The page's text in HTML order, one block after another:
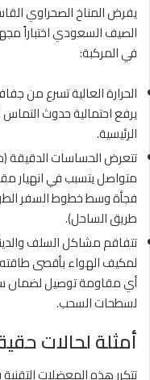
يفرض المناخ الصحراوي
الصيف السعودي اختباراً
في المركبة:
الحرارة العالية تسرع من
يرفع احتمالية حدوث التماس
الرئيسية.
تتعرض الحساسات الدقيقة
متواصل يتسبب في انهيار
فجأة وسط خطوط السفر
طريق الساحل).
تتفاقم مشاكل السلف
لمكيف الهواء بأقصى
أي مقاومة توصيل لضمان
لسطحات السحب.
أمثلة لحالات
تتكرر هذه المعضلات